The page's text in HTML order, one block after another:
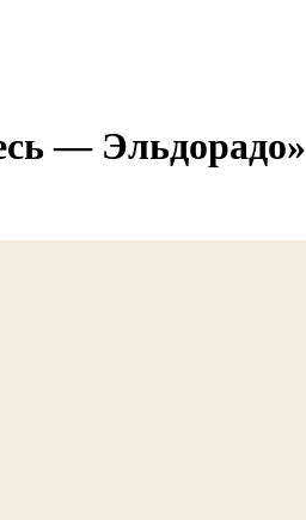
— Эльдорадо»